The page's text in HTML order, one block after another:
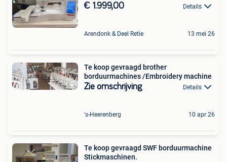
€ 1.999,00 Details
Arendonk & Deel Retie 13 mei 26
Te koop gevraagd brother
borduurmachines /Embroidery machine
Zie omschrijving Details
's-Heerenberg 10 apr 26
Te koop gevraagd SWF borduurmachine
Stickmaschinen.